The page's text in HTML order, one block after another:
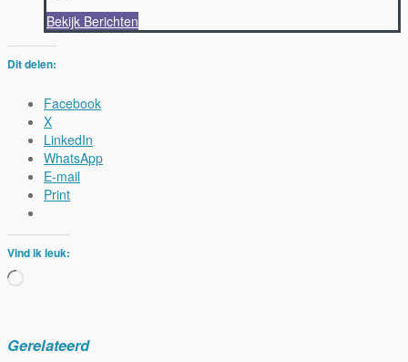
Bekijk Berichten
Dit delen:
Facebook
X
LinkedIn
WhatsApp
E-mail
Print
Vind ik leuk:
Aan
Gerelateerd